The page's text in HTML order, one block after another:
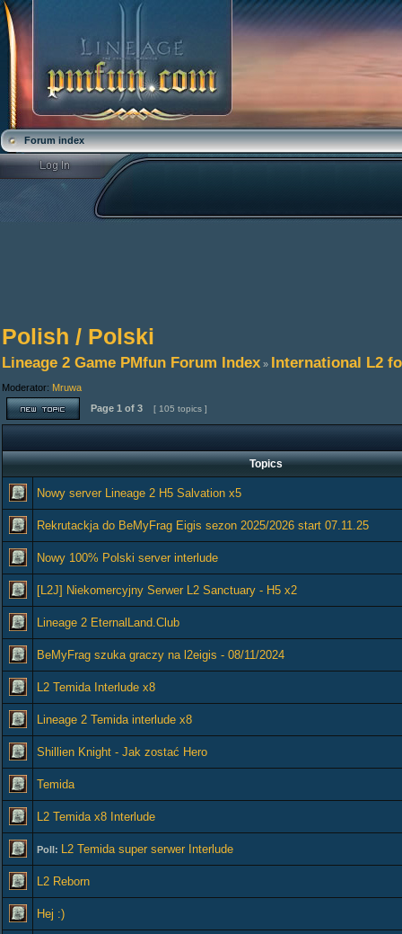
Forum index
Polish / Polski
Lineage 2 Game PMfun Forum Index » International L2
Moderator: Mruwa
Page 1 of 3 [ 105 topics ]
Topics
Nowy server Lineage 2 H5 Salvation x5
Rekrutackja do BeMyFrag Eigis sezon 2025/2026 start 07.11.25
Nowy 100% Polski server interlude
[L2J] Niekomercyjny Serwer L2 Sanctuary - H5 x2
Lineage 2 EternalLand.Club
BeMyFrag szuka graczy na l2eigis - 08/11/2024
L2 Temida Interlude x8
Lineage 2 Temida interlude x8
Shillien Knight - Jak zostać Hero
Temida
L2 Temida x8 Interlude
Poll: L2 Temida super serwer Interlude
L2 Reborn
Hej :)